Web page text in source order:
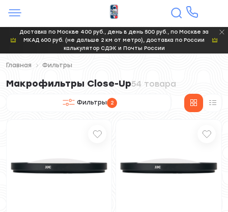
Доставка по Москве 400 руб., день в день 500 руб., по Москве за
МКАД 600 руб. (не дальше 2 км от метро), доставка по России
калькулятор СДЭК и Почты России
Главная Фильтры
Макрофильтры Close-Up54 товара
Фильтры 2